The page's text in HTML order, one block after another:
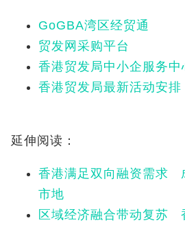
GoGBA湾区经贸通
贸发网采购平台
香港贸发局中小企服务中
香港贸发局最新活动安排
延伸阅读：
香港满足双向融资需求
市地
区域经济融合带动复苏